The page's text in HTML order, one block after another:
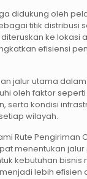
didukung oleh
titik distribusi
ke lokasi
efisiensi
jalur utama
oleh faktor
serta kondisi
wilayah.
Rute Pengiriman
menentukan
kebutuhan bisnis
lebih efisien